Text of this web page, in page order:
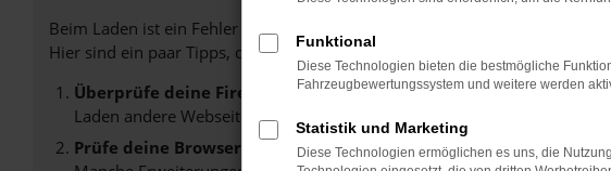
Beim Laden ist ein Fehler aufgetreten.
Hier sind ein paar Tipps, die dir helfen können:
Überprüfe deine Firewall und deine Internetverbindung.
Laden andere Webseiten, zum Beispiel deine Suchmaschine?
Prüfe deine Browsererweiterungen.
Funktional
Diese Technologien bieten die bestmögliche
Fahrzeugbewertungssystem und weitere werden
Statistik und Marketing
Diese Technologien ermöglichen es uns, die